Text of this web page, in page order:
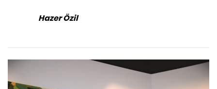
Hazer Özil